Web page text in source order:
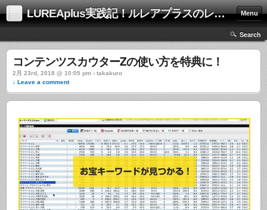
LUREAplus実践記！ルレアプラスのレビューサイト！ Menu
Search
コンテンツスカウターZの使い方を特典に！
2月 23rd, 2018 @ 10:05 pm › takakuro
↓ Leave a comment